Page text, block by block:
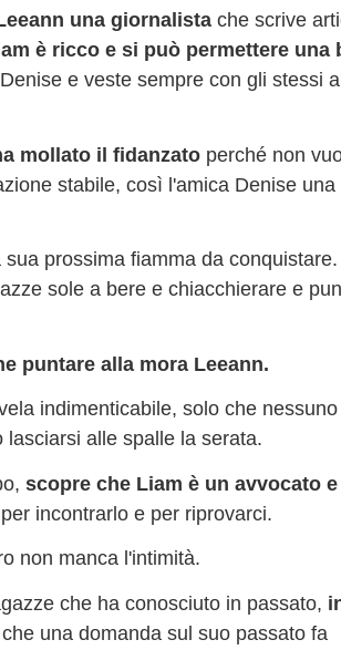
una giornalista che scrive
è ricco e si può permettere una
e veste sempre con gli stessi
mollato il fidanzato perché non
stabile, così l'amica Denise una
prossima fiamma da conquistare.
sole a bere e chiacchierare e
puntare alla mora Leeann.
indimenticabile, solo che
alle spalle la serata.
scopre che Liam è un avvocato
incontrarlo e per riprovarci.
non manca l'intimità.
che ha conosciuto in passato,
una domanda sul suo passato fa